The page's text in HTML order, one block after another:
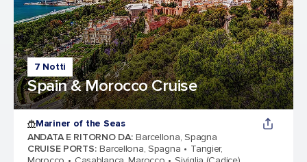
7 Notti
Spain & Morocco Cruise
Mariner of the Seas
ANDATA E RITORNO DA: Barcellona, Spagna
CRUISE PORTS: Barcellona, Spagna
Tangier,